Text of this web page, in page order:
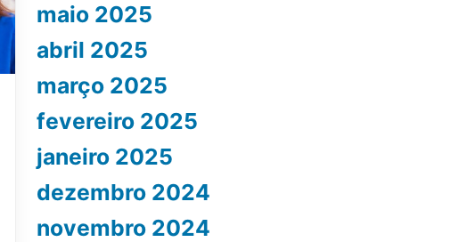
maio 2025
abril 2025
março 2025
fevereiro 2025
janeiro 2025
dezembro 2024
novembro 2024